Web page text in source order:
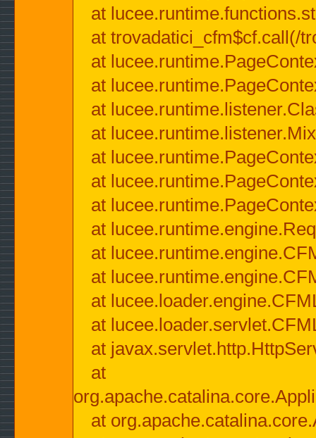
at
at trovadatici_cfm$cf.call(/
at
at
at
at
at
at
at
at
at
at
at
at
at
at
at